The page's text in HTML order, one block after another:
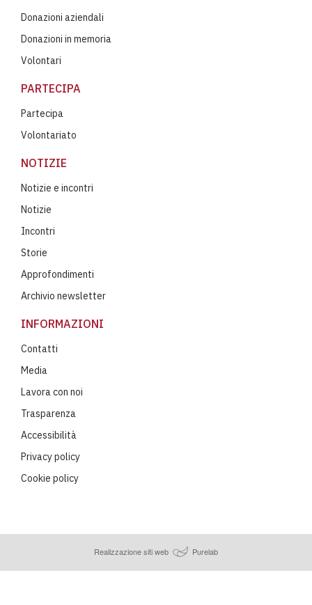
Donazioni aziendali
Donazioni in memoria
Volontari
PARTECIPA
Partecipa
Volontariato
NOTIZIE
Notizie e incontri
Notizie
Incontri
Storie
Approfondimenti
Archivio newsletter
INFORMAZIONI
Contatti
Media
Lavora con noi
Trasparenza
Accessibilità
Privacy policy
Cookie policy
Realizzazione siti web Purelab